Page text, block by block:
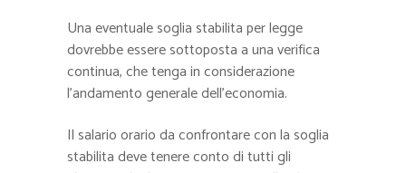
Una eventuale soglia stabilita per legge
dovrebbe essere sottoposta a una verifica
continua, che tenga in considerazione
l’andamento generale dell’economia.
Il salario orario da confrontare con la soglia
stabilita deve tenere conto di tutti gli